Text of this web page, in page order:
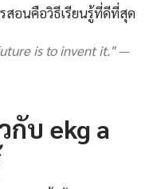
สอนคือวิธีเรียนรู้ที่ดีที่สุด
is to invent it." —
กับ ekg a